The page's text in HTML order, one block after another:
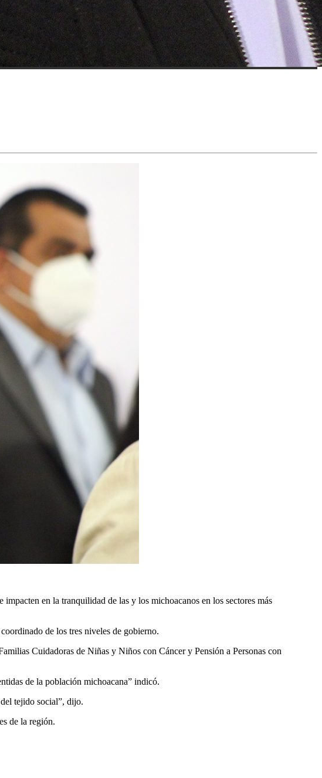
en la tranquilidad de las y los michoacanos en los sectores más
de los tres niveles de gobierno.
Cuidadoras de Niñas y Niños con Cáncer y Pensión a Personas con
de la población michoacana” indicó.
tejido social”, dijo.
de la región.